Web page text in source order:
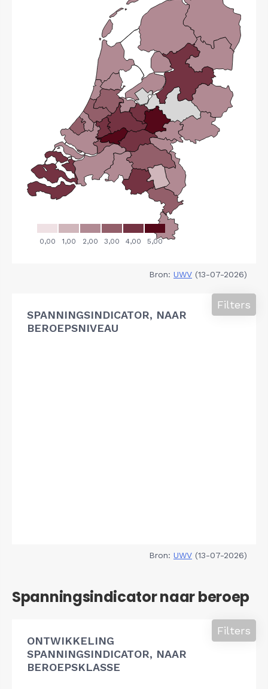
Bron: UWV (13-07-2026)
SPANNINGSINDICATOR, NAAR
BEROEPSNIVEAU
Filters
Bron: UWV (13-07-2026)
Spanningsindicator naar beroep
ONTWIKKELING
SPANNINGSINDICATOR, NAAR
BEROEPSKLASSE
Filters